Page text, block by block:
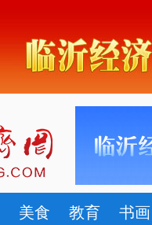
美食 教育 书画